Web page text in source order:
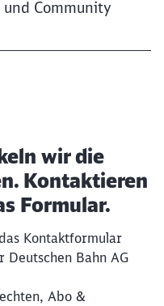
Community
wir die
Kontaktieren
Formular.
Kontaktformular
Deutschen Bahn AG
Abo &
Weiter